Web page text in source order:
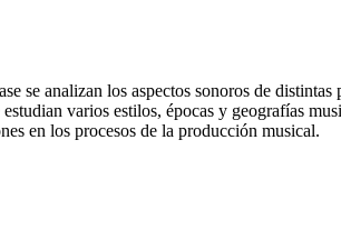
se analizan los aspectos sonoros de
varios estilos, épocas y geografías
en los procesos de la producción musical.